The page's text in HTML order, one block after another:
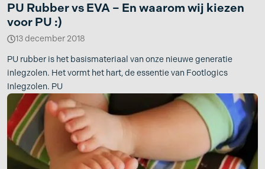
PU Rubber vs EVA – En waarom wij kiezen
voor PU :)
13 december 2018
PU rubber is het basismateriaal van onze nieuwe generatie
inlegzolen. Het vormt het hart, de essentie van Footlogics
Inlegzolen. PU